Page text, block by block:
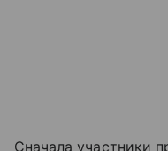
Сначала участники